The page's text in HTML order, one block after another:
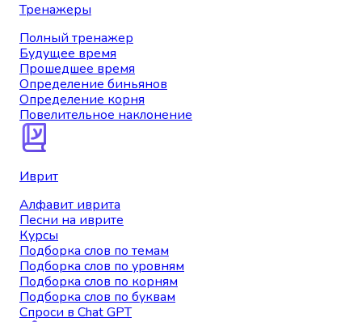
Тренажеры
Полный тренажер
Будущее время
Прошедшее время
Определение биньянов
Определение корня
Повелительное наклонение
Иврит
Алфавит иврита
Песни на иврите
Курсы
Подборка слов по темам
Подборка слов по уровням
Подборка слов по корням
Подборка слов по буквам
Спроси в Chat GPT